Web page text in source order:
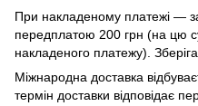
При накладеному платежі —
передплатою 200 грн (на цю
накладеного платежу).
Міжнародна доставка
термін доставки відповідає